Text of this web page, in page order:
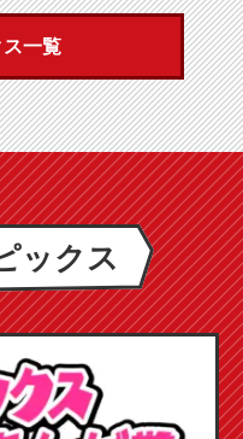
ス一覧
ックス